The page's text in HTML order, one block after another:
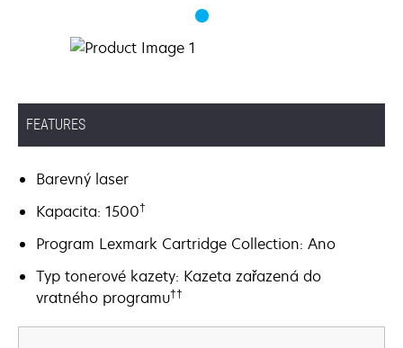
FEATURES
Barevný laser
Kapacita: 1500†
Program Lexmark Cartridge Collection: Ano
Typ tonerové kazety: Kazeta zařazená do
vratného programu††